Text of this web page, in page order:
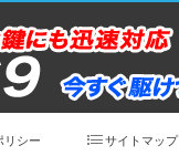
リシー サイトマップ